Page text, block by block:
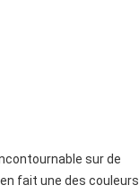
sur de
fait une des couleurs